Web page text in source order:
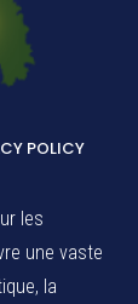
POLICY
les
une vaste
la